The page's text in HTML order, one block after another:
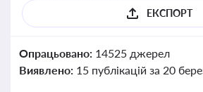
ЕКСПОРТ
Опрацьовано: 14525 джерел
Виявлено: 15 публікацій за 20